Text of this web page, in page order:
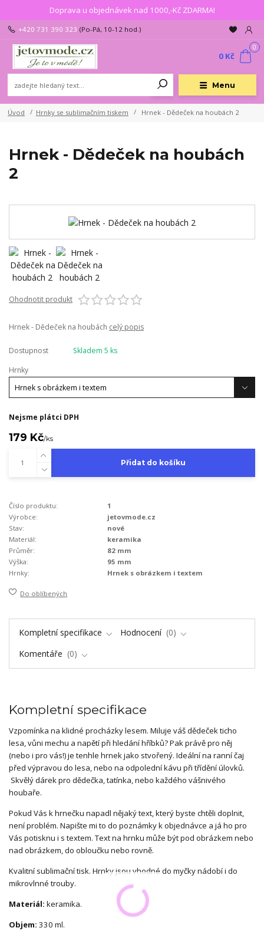
Doprava u objednávek nad 1000,-Kč ZDARMA!
Menu
+420 731 390 323 (Po-Pá, 10-12 hod.)
0
0 Kč
Úvod Hrnky se sublimačním tiskem Hrnek - Dědeček na houbách 2
Hrnek - Dědeček na houbách
2
Ohodnotit produkt
Hrnek - Dědeček na houbách celý popis
Dostupnost
Skladem 5 ks
Hrnky
Nejsme plátci DPH
179 Kč/ks
Přidat do košíku
Číslo produktu:
1
Výrobce:
jetovmode.cz
Stav:
nové
Materiál:
keramika
Průměr:
82 mm
Výška:
95 mm
Hrnky:
Hrnek s obrázkem i textem
Do oblíbených
Kompletní specifikace Hodnocení
0
Komentáře
0
Kompletní specifikace
Vzpomínka na klidné procházky lesem. Miluje váš dědeček ticho
lesa, vůni mechu a napětí při hledání hříbků? Pak právě pro něj
(nebo i pro vás!) je tenhle hrnek jako stvořený. Ideální na ranní čaj
před výpravou do lesa, nebo na odpolední kávu při třídění úlovků.
Skvělý dárek pro dědečka, tatínka, nebo každého vášnivého
houbaře.
Pokud Vás k hrnečku napadl nějaký text, který byste chtěli doplnit,
není problém. Napište mi to do poznámky k objednávce a já ho pro
Vás potisknu i s textem. Text na hrnku může být pod obrázkem nebo
nad obrázkem, do obloučku nebo rovně.
Kvalitní sublimační tisk. Hrnky jsou vhodné do myčky nádobí i do
mikrovlnné trouby.
Materiál: keramika.
Objem: 330 ml.